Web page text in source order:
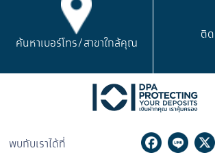
ค้นหาเบอร์โทร/สาขาใกล้คุณ
ติ
พบกับเราได้ที่ Facebook
Line